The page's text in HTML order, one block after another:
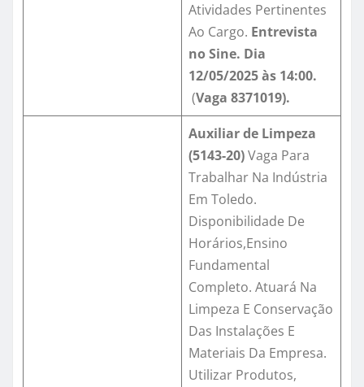
Atividades Pertinentes
Ao Cargo. Entrevista
no Sine. Dia
12/05/2025 às 14:00.
(Vaga 8371019).
Auxiliar de Limpeza
(5143-20)Vaga Para
Trabalhar Na Indústria
Em Toledo.
Disponibilidade De
Horários,Ensino
Fundamental
Completo. Atuará Na
Limpeza E Conservação
Das Instalações E
Materiais Da Empresa.
Utilizar Produtos,